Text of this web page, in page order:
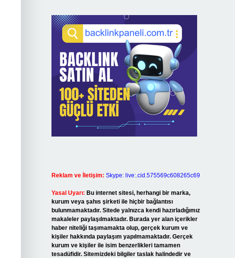
Reklam ve İletişim: Skype: live:.cid.575569c608265c69
Yasal Uyarı: Bu internet sitesi, herhangi bir marka,
kurum veya şahıs şirketi ile hiçbir bağlantısı
bulunmamaktadır. Sitede yalnızca kendi hazırladığımız
makaleler paylaşılmaktadır. Burada yer alan içerikler
haber niteliği taşımamakta olup, gerçek kurum ve
kişiler hakkında paylaşım yapılmamaktadır. Gerçek
kurum ve kişiler ile isim benzerlikleri tamamen
tesadüfidir. Sitemizdeki bilgiler taslak halindedir ve